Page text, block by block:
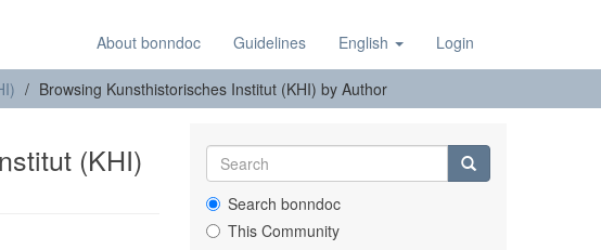
About bonndoc Guidelines English Login
Browsing Kunsthistorisches Institut (KHI) by Author
(KHI)
Search bonndoc
This Community